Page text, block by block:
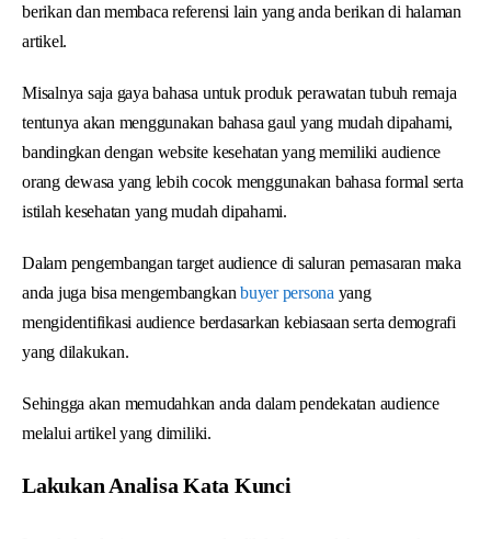
berikan dan membaca referensi lain yang anda berikan di halaman
artikel.
Misalnya saja gaya bahasa untuk produk perawatan tubuh remaja
tentunya akan menggunakan bahasa gaul yang mudah dipahami,
bandingkan dengan website kesehatan yang memiliki audience
orang dewasa yang lebih cocok menggunakan bahasa formal serta
istilah kesehatan yang mudah dipahami.
Dalam pengembangan target audience di saluran pemasaran maka
anda juga bisa mengembangkanbuyer persona yang
mengidentifikasi audience berdasarkan kebiasaan serta demografi
yang dilakukan.
Sehingga akan memudahkan anda dalam pendekatan audience
melalui artikel yang dimiliki.
Lakukan Analisa Kata Kunci